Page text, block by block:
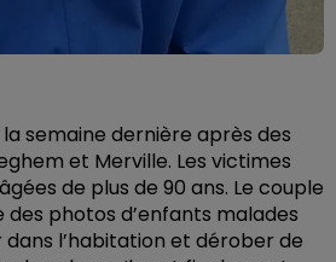
semaine dernière après des
et Merville. Les victimes
de plus de 90 ans. Le couple
photos d’enfants malades
l’habitation et dérober de